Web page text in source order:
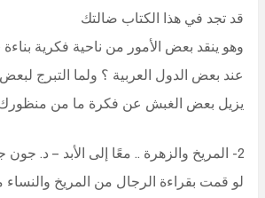
قد تجد في هذا الكتاب ضالتك
وهو ينقد بعض الأمور من ناحية فكرية بناءة
عند بعض الدول العربية ؟ ولما التبرج
يزيل بعض الغبش عن فكرة ما من منظورك
2- المريخ والزهرة .. معًا إلى الأبد – د. جون جراي
لو قمت بقراءة الرجال من المريخ والنساء